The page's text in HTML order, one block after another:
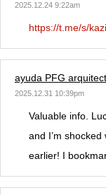
2025.12.24 9:22am
https://t.me/s/
ayuda PFG
2025.12.31 10:39pm
Valuable info.
and I’m
earlier! I